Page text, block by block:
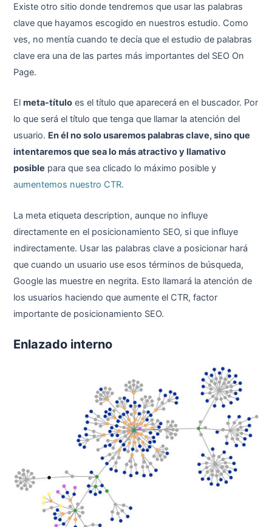
Existe otro sitio donde tendremos que usar las palabras
clave que hayamos escogido en nuestros estudio. Como
ves, no mentía cuando te decía que el estudio de palabras
clave era una de las partes más importantes del SEO On
Page.
Elmeta-título es el título que aparecerá en el buscador. Por
lo que será el título que tenga que llamar la atención del
usuario. En él no solo usaremos palabras clave, sino que
intentaremos que sea lo más atractivo y llamativo
posible para que sea clicado lo máximo posible y
aumentemos nuestro CTR.
La meta etiqueta description, aunque no influye
directamente en el posicionamiento SEO, si que influye
indirectamente. Usar las palabras clave a posicionar hará
que cuando un usuario use esos términos de búsqueda,
Google las muestre en negrita. Esto llamará la atención de
los usuarios haciendo que aumente el CTR, factor
importante de posicionamiento SEO.
Enlazado interno